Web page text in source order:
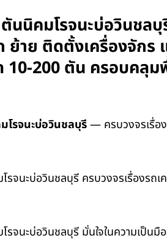
นนิคมโรจนะบ่อวินชลบุ
ย้าย ติดตั้งเครื่องจักร
10-200 ตัน ครอบคลุม
โรจนะบ่อวินชลบุรี— ครบวงจรเรื่อง
จนะบ่อวินชลบุรี ครบวงจรเรื่องรถ
รจนะบ่อวินชลบุรี มั่นใจในความเป็น